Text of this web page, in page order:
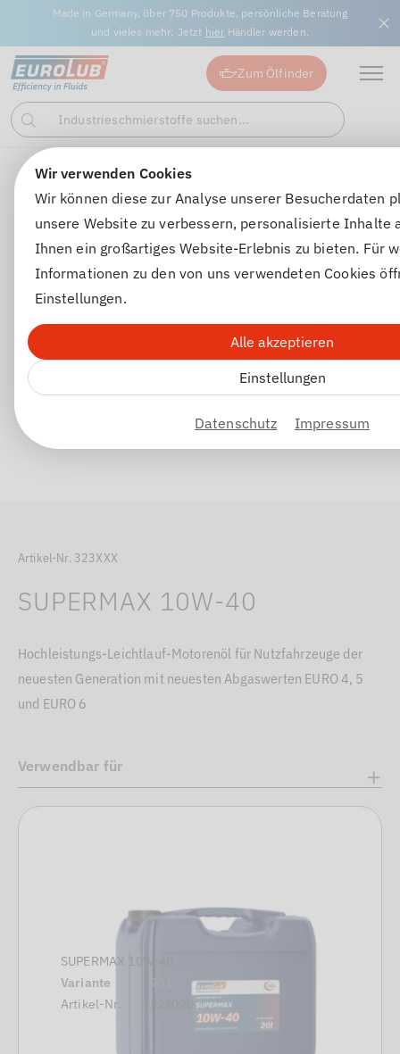
Wir verwenden Cookies
Wir können diese zur Analyse unserer Besucherdaten
unsere Website zu verbessern, personalisierte Inhalte
Ihnen ein großartiges Website-Erlebnis zu bieten. Für
Informationen zu den von uns verwendeten Cookies
Einstellungen.
Alle akzeptieren
Einstellungen
Datenschutz Impressum
Made in Germany, über 750 Produkte, persönliche Beratung
und vieles mehr: Jetzt hier Händler werden.
Zum Ölfinder
Suchen
Industrieschmierstoffe suchen...
Motorenöle Motorenöle für Nutzfahrzeuge
Artikel-Nr. 323XXX
SUPERMAX 10W-40
Hochleistungs-Leichtlauf-Motorenöl für Nutzfahrzeuge der
neuesten Generation mit neuesten Abgaswerten EURO 4, 5
und EURO 6
Verwendbar für
SUPERMAX 10W-40
Variante
Artikel-Nr.
323020